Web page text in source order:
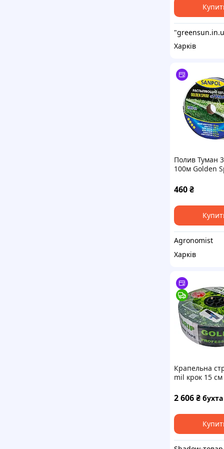
Харків
Полив Туман
100м Golden
460₴
Agronomist
Харків
Крапельна
mil крок 15 см
1000 метрів
GOLDEN DRIP
2 606₴ бухта